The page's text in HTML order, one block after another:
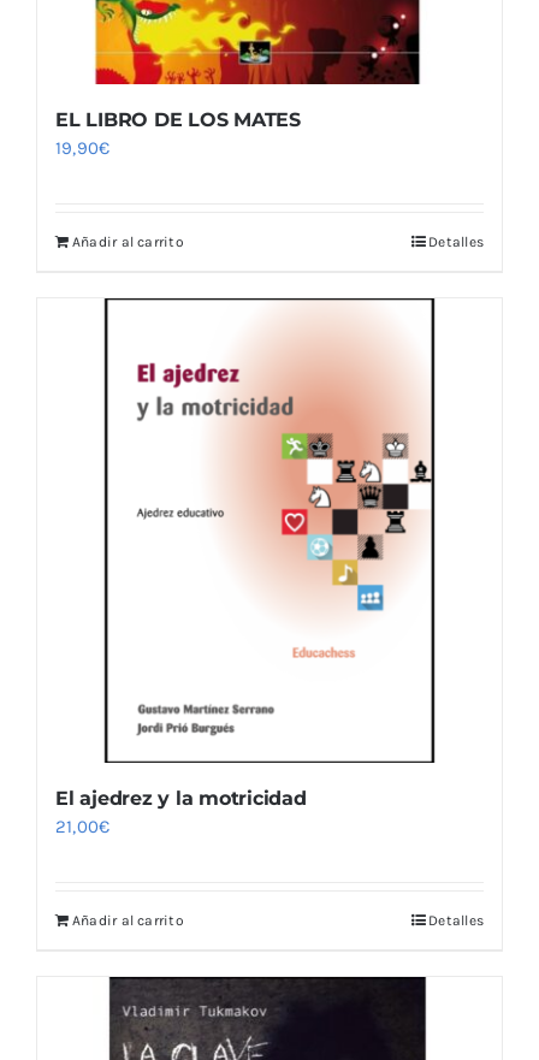
EL LIBRO DE LOS MATES
19,90€
Añadir al carrito Detalles
El ajedrez y la motricidad
21,00€
Añadir al carrito Detalles